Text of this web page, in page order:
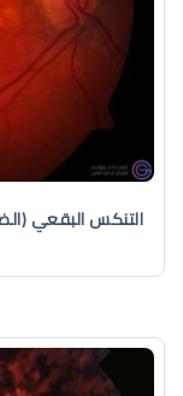
التنكس البقعي